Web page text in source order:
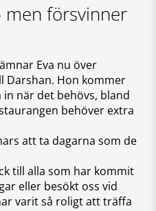
men försvinner
Eva nu över
Darshan. Hon kommer
när det behövs, bland
behöver extra
att ta dagarna som de
till alla som har kommit
eller besökt oss vid
varit så roligt att träffa